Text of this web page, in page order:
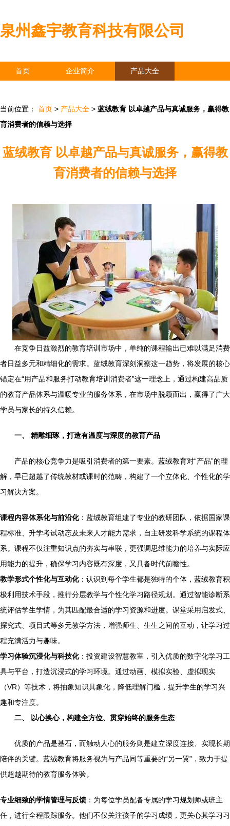
泉州鑫宇教育科技有限公司
首页 企业简介 产品大全
当前位置： 首页 > 产品大全 > 蓝绒教育 以卓越产品与真诚服务，赢得教
育消费者的信赖与选择
蓝绒教育 以卓越产品与真诚服务，赢得教
育消费者的信赖与选择
在竞争日益激烈的教育培训市场中，单纯的课程输出已难以满足消费
者日益多元和精细化的需求。蓝绒教育深刻洞察这一趋势，将发展的核心
锚定在“用产品和服务打动教育培训消费者”这一理念上，通过构建高品质
的教育产品体系与温暖专业的服务体系，在市场中脱颖而出，赢得了广大
学员与家长的持久信赖。
一、 精雕细琢，打造有温度与深度的教育产品
产品的核心竞争力是吸引消费者的第一要素。蓝绒教育对“产品”的理
解，早已超越了传统教材或课时的范畴，构建了一个立体化、个性化的学
习解决方案。
课程内容体系化与前沿化：蓝绒教育组建了专业的教研团队，依据国家课
程标准、升学考试动态及未来人才能力需求，自主研发科学系统的课程体
系。课程不仅注重知识点的夯实与串联，更强调思维能力的培养与实际应
用能力的提升，确保学习内容既有深度，又具备时代前瞻性。
教学形式个性化与互动化：认识到每个学生都是独特的个体，蓝绒教育积
极利用技术手段，推行分层教学与个性化学习路径规划。通过智能诊断系
统评估学生学情，为其匹配最合适的学习资源和进度。课堂采用启发式、
探究式、项目式等多元教学方法，增强师生、生生之间的互动，让学习过
程充满活力与趣味。
学习体验沉浸化与科技化：投资建设智慧教室，引入优质的数字化学习工
具与平台，打造沉浸式的学习环境。通过动画、模拟实验、虚拟现实
（VR）等技术，将抽象知识具象化，降低理解门槛，提升学生的学习兴
趣和专注度。
二、 以心换心，构建全方位、贯穿始终的服务生态
优质的产品是基石，而触动人心的服务则是建立深度连接、实现长期
陪伴的关键。蓝绒教育将服务视为与产品同等重要的“另一翼”，致力于提
供超越期待的教育服务体验。
专业细致的学情管理与反馈 ：为每位学员配备专属的学习规划师或班主
任，进行全程跟踪服务。他们不仅关注孩子的学习成绩，更关心其学习习